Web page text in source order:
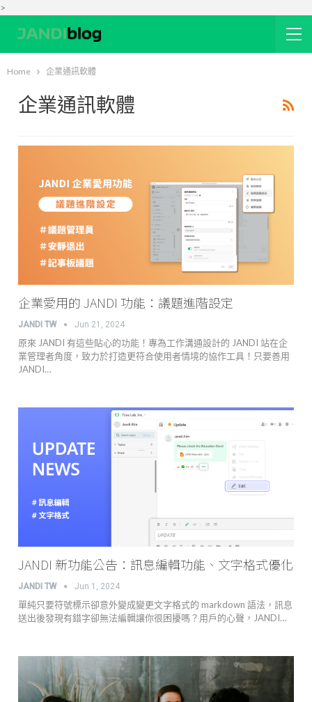
>
Home 企業通訊軟體
企業通訊軟體
企業愛用的 JANDI 功能：議題進階設定
JANDI TW Jun 21, 2024
原來 JANDI 有這些貼心的功能！專為工作溝通設計的 JANDI 站在企
業管理者角度，致力於打造更符合使用者情境的協作工具！只要善用
JANDI…
JANDI 新功能公告：訊息編輯功能、文字格式優化
JANDI TW Jun 1, 2024
單純只要符號標示卻意外變成變更文字格式的 markdown 語法，訊息
送出後發現有錯字卻無法編輯讓你很困擾嗎？用戶的心聲，JANDI…